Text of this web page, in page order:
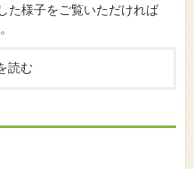
た様子をご覧いただければ
。
読む